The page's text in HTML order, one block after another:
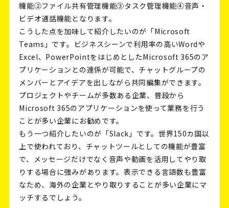
機能②ファイル共有管理機能③タスク管理機能④音声・
ビデオ通話機能となります。
こうした点を加味して紹介したいのが「Microsoft
Teams」です。ビジネスシーンで利用率の高いWordや
Excel、PowerPointをはじめとしたMicrosoft 365のア
プリケーションとの連係が可能で、チャットグループの
メンバーとアイデアを出しながら共同編集ができます。
プロジェクトやチームが多数ある企業、普段から
Microsoft 365のアプリケーションを使って業務を行う
ことが多い企業にお勧めです。
もう一つ紹介したいのが「Slack」です。世界150カ国以
上で使われており、チャットツールとしての機能が豊富
で、メッセージだけでなく音声や動画を活用してやり取
りする場合に強みがあります。表示できる言語数も豊富
なため、海外の企業とやり取りすることが多い企業にマ
ッチするでしょう。